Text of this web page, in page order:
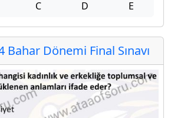
C D E
Bahar Dönemi Final Sınavı